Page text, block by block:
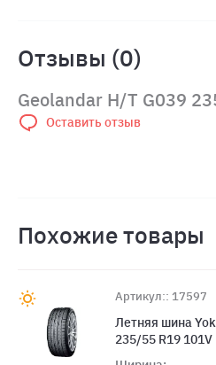
Отзывы (0)
Geolandar H/T G039
Оставить отзыв
Похожие товары
Артикул:: 17597
Летняя шина
235/55 R19 101V